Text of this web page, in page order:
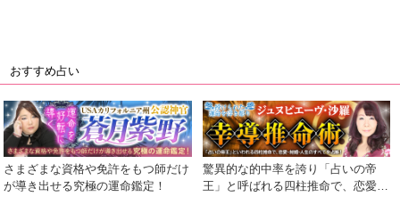
おすすめ占い
さまざまな資格や免許をもつ師だけ
が導き出せる究極の運命鑑定！
驚異的な的中率を誇り「占いの帝
王」と呼ばれる四柱推命で、恋愛・